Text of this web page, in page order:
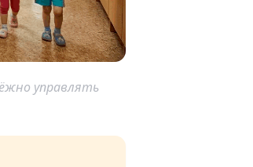
управлять